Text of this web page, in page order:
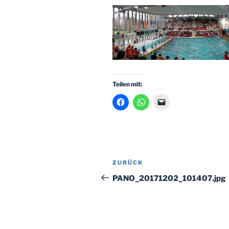
Teilen mit:
Beitragsnavigation
Vorheriger
Beitrag
ZURÜCK
PANO_20171202_101407.jpg